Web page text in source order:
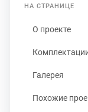
НА СТРАНИЦЕ
О проекте
Галерея
Похожие